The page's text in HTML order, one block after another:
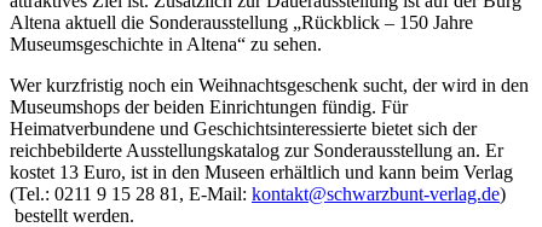
Altena aktuell die Sonderausstellung „Rückblick – 150 Jahre
Museumsgeschichte in Altena“ zu sehen.
Wer kurzfristig noch ein Weihnachtsgeschenk sucht, der wird in den
Museumshops der beiden Einrichtungen fündig. Für
Heimatverbundene und Geschichtsinteressierte bietet sich der
reichbebilderte Ausstellungskatalog zur Sonderausstellung an. Er
kostet 13 Euro, ist in den Museen erhältlich und kann beim Verlag
(Tel.: 0211 9 15 28 81, E-Mail: kontakt@​schwarzbunt-verlag.de)
bestellt werden.